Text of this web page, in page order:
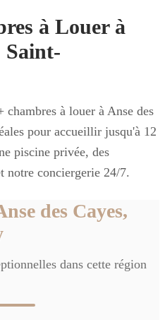
à Louer à
Saint-
à louer à Anse des
pour accueillir jusqu'à 12
piscine privée, des
notre conciergerie 24/7.
des Cayes,
dans cette région